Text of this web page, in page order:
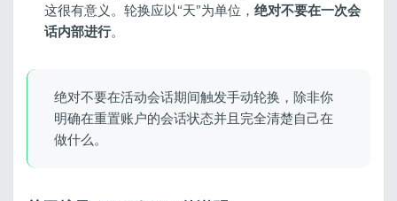
这很有意义。轮换应以“天”为单位， 绝对不要在一次会
话内部进行。
绝对不要在活动会话期间触发手动轮换，除非你
明确在重置账户的会话状态并且完全清楚自己在
做什么。